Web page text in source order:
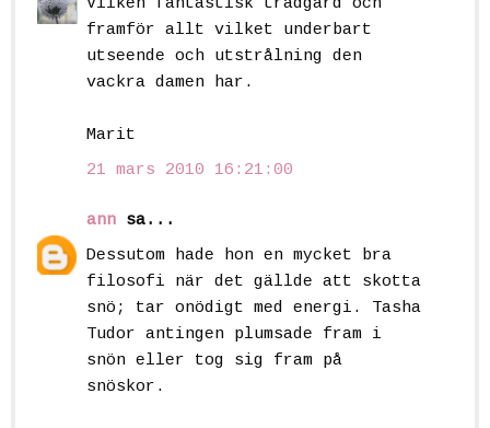
Vilken fantastisk trädgård och
framför allt vilket underbart
utseende och utstrålning den
vackra damen har.
Marit
21 mars 2010 16:21:00
ann sa...
Dessutom hade hon en mycket bra
filosofi när det gällde att skotta
snö; tar onödigt med energi. Tasha
Tudor antingen plumsade fram i
snön eller tog sig fram på
snöskor.